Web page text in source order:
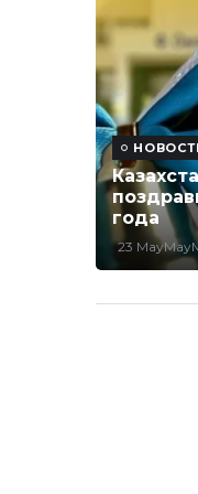
года
23